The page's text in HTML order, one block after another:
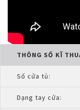
THÔNG SỐ KĨ
Số cửa tủ:
Dạng tay cửa: